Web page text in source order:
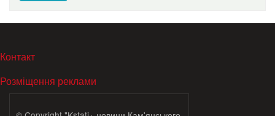
МЕНЮ В ПОДВАЛЕ
Контакт
Розміщення реклами